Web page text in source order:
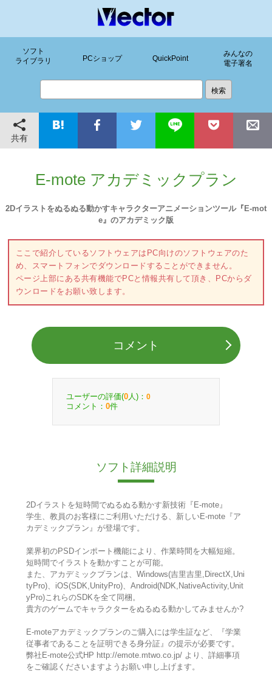
ソフト
ライブラリ
PCショップ QuickPoint
みんなの
電子署名
共有
E-mote アカデミックプラン
2Dイラストをぬるぬる動かすキャラクターアニメーションツール『E-mot
e』のアカデミック版
ここで紹介しているソフトウェアはPC向けのソフトウェアのた
め、スマートフォンでダウンロードすることができません。
ページ上部にある共有機能でPCと情報共有して頂き、PCからダ
ウンロードをお願い致します。
コメント
ユーザーの評価(0 人)： 0
コメント： 0件
ソフト詳細説明
2Dイラストを短時間でぬるぬる動かす新技術『E-mote』
学生、教員のお客様にご利用いただける、新しいE-mote『ア
カデミックプラン』が登場です。
業界初のPSDインポート機能により、作業時間を大幅短縮。
短時間でイラストを動かすことが可能。
また、アカデミックプランは、Windows(吉里吉里,DirectX,Uni
tyPro)、iOS(SDK,UnityPro)、Android(NDK,NativeActivity,Unit
yPro)これらのSDKを全て同梱。
貴方のゲームでキャラクターをぬるぬる動かしてみませんか?
E-moteアカデミックプランのご購入には学生証など、『学業
従事者であることを証明できる身分証』の提示が必要です。
弊社E-mote公式HP http://emote.mtwo.co.jp/ より、詳細事項
をご確認くださいますようお願い申し上げます。